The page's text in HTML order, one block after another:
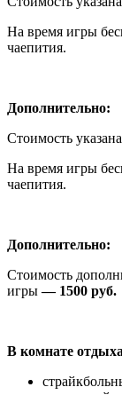
На время игры
чаепития.
Дополнительно:
Стоимость
На время игры
чаепития.
Дополнительно:
Стоимость
игры— 1500 руб.
В комнате